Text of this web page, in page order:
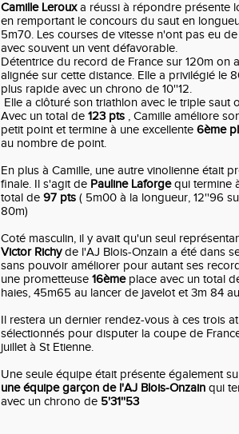
Camille Lerouxa réussi à répondre présente
en remportant le concours du saut en
5m70. Les courses de vitesse n'ont pas eu
avec souvent un vent défavorable.
Détentrice du record de France sur 120m on
alignée sur cette distance. Elle a privilégié le
plus rapide avec un chrono de 10''12.
Elle a clôturé son triathlon avec le triple saut
Avec un total de 123 pts , Camille améliore
petit point et termine à une excellente 6ème
au nombre de point.
En plus à Camille, une autre vinolienne était
finale. Il s'agit de Pauline Laforgequi termine
total de 97 pts ( 5m00 à la longueur, 12''96
80m)
Coté masculin, il y avait qu'un seul
Victor Richyde l'AJ Blois-Onzain a été dans
sans pouvoir améliorer pour autant ses
une prometteuse 16ème place avec un total
haies, 45m65 au lancer de javelot et 3m 84
Il restera un dernier rendez-vous à ces trois
sélectionnés pour disputer la coupe de
juillet à St Etienne.
Une seule équipe était présente également
une équipe garçon de l'AJ Blois-Onzain qui
avec un chrono de 5'31''53